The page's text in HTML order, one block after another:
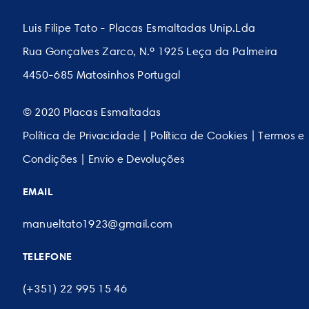
Luis Filipe Tato - Placas Esmaltadas Unip.Lda
Rua Gonçalves Zarco, N.º 1925 Leça da Palmeira
4450-685 Matosinhos Portugal
© 2020 Placas Esmaltadas
Política de Privacidade
Política de Cookies |Termos e
Condições
Envio e Devoluções
EMAIL
manueltato1923@gmail.com
TELEFONE
(+351) 22 995 15 46